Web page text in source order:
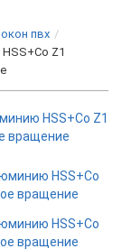
пвх
Z1